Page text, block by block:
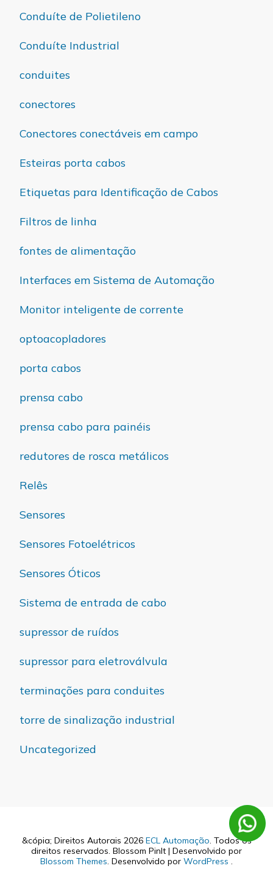
Conduíte de Polietileno
Conduíte Industrial
conduites
conectores
Conectores conectáveis em campo
Esteiras porta cabos
Etiquetas para Identificação de Cabos
Filtros de linha
fontes de alimentação
Interfaces em Sistema de Automação
Monitor inteligente de corrente
optoacopladores
porta cabos
prensa cabo
prensa cabo para painéis
redutores de rosca metálicos
Relês
Sensores
Sensores Fotoelétricos
Sensores Óticos
Sistema de entrada de cabo
supressor de ruídos
supressor para eletroválvula
terminações para conduites
torre de sinalização industrial
Uncategorized
&cópia; Direitos Autorais 2026 ECL Automação. Todos os
direitos reservados. Blossom PinIt | Desenvolvido por
Blossom Themes. Desenvolvido por WordPress .